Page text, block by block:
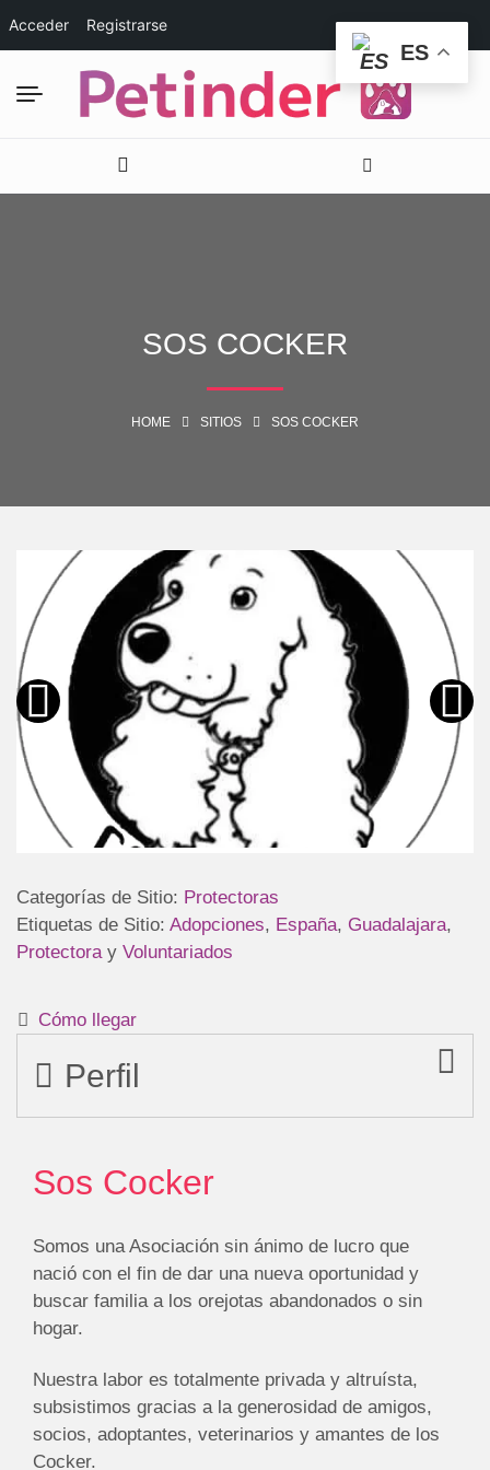
Acceder Registrarse
SOS COCKER
HOME SITIOS SOS COCKER
Categorías de Sitio: Protectoras
Etiquetas de Sitio: Adopciones, España, Guadalajara,
Protectora y Voluntariados
Cómo llegar
Perfil
Sos Cocker
Somos una Asociación sin ánimo de lucro que
nació con el fin de dar una nueva oportunidad y
buscar familia a los orejotas abandonados o sin
hogar.
Nuestra labor es totalmente privada y altruísta,
subsistimos gracias a la generosidad de amigos,
socios, adoptantes, veterinarios y amantes de los
Cocker.
ES